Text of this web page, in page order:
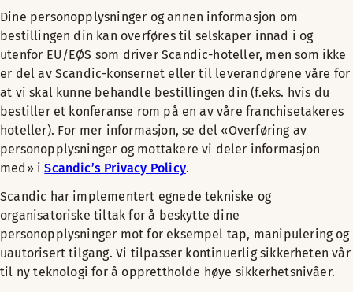
Dine personopplysninger og annen informasjon om
bestillingen din kan overføres til selskaper innad i og
utenfor EU/EØS som driver Scandic-hoteller, men som ikke
er del av Scandic-konsernet eller til leverandørene våre for
at vi skal kunne behandle bestillingen din (f.eks. hvis du
bestiller et konferanse rom på en av våre franchisetakeres
hoteller). For mer informasjon, se del «Overføring av
personopplysninger og mottakere vi deler informasjon
med» iScandic’s Privacy Policy.
Scandic har implementert egnede tekniske og
organisatoriske tiltak for å beskytte dine
personopplysninger mot for eksempel tap, manipulering og
uautorisert tilgang. Vi tilpasser kontinuerlig sikkerheten vår
til ny teknologi for å opprettholde høye sikkerhetsnivåer.